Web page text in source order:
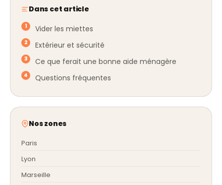
Dans cet article
Vider les miettes
Extérieur et sécurité
Ce que ferait une bonne aide ménagère
Questions fréquentes
Nos zones
Paris
Lyon
Marseille